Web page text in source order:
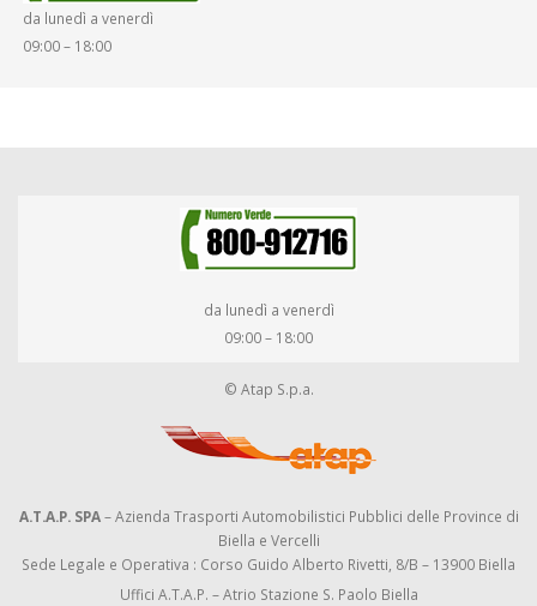
da lunedì a venerdì
09:00 – 18:00
da lunedì a venerdì
09:00 – 18:00
© Atap S.p.a.
A.T.A.P. SPA– Azienda Trasporti Automobilistici Pubblici delle Province di
Biella e Vercelli
Sede Legale e Operativa : Corso Guido Alberto Rivetti, 8/B – 13900 Biella
Uffici A.T.A.P. – Atrio Stazione S. Paolo Biella